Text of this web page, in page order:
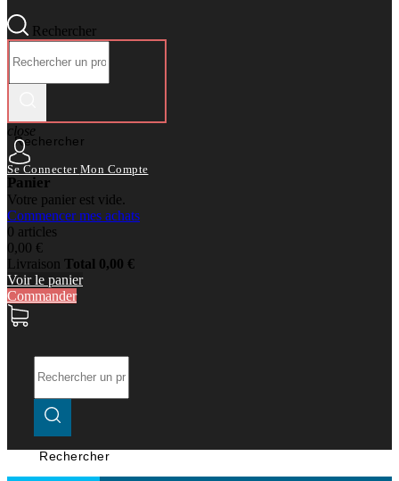
Rechercher
Rechercher
close
Se Connecter Mon Compte
Panier
Votre panier est vide.
Commencer mes achats
0 articles
0,00 €
Livraison Total 0,00 €
Voir le panier
Commander
Rechercher